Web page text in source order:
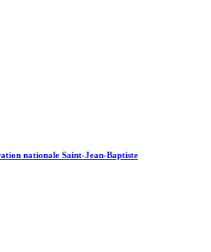
nationale Saint-Jean-Baptiste